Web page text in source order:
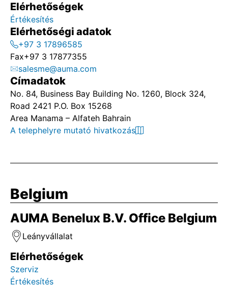
Elérhetőségek
Értékesítés
Elérhetőségi adatok
+97 3 17896585
Fax+97 3 17877355
salesme@auma.com
Címadatok
No. 84, Business Bay Building No. 1260, Block 324,
Road 2421 P.O. Box 15268
Area Manama – Alfateh Bahrain
A telephelyre mutató hivatkozás
Belgium
AUMA Benelux B.V. Office Belgium
Leányvállalat
Elérhetőségek
Szerviz
Értékesítés